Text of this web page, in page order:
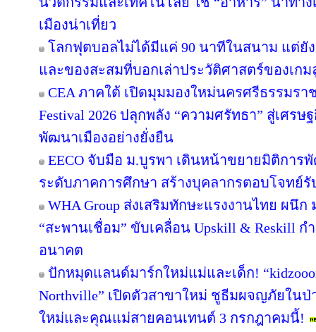
เมืองน่าเที่ยว
โลกฟุตบอลไม่ได้มีแค่ 90 นาทีในสนาม แต่ยัง
และของสะสมที่บอกเล่าประวัติศาสตร์ของเก
CEA ภาคใต้ เปิดมุมมองใหม่นครศรีธรรมรา
Festival 2026 ปลุกพลัง “ความศรัทธา” สู่เศร
พัฒนาเมืองอย่างยั่งยืน
EECO จับมือ ม.บูรพา เดินหน้าขยายมิติกา
ระดับภาคการศึกษา สร้างบุคลากรตอบโจทย์
WHA Group ส่งเสริมทักษะแรงงานไทย ผนึก
“สะพานเชื่อม” ขับเคลื่อน Upskill & Reskill
อนาคต
ปักหมุดแลนด์มาร์กใหม่แม่และเด็ก!
Northville” เปิดตัวสาขาใหม่ ชูธีมผจญภัยในป่
ใหม่และคุณแม่สายคอนเทนต์ 3 กรกฎาคมนี้!